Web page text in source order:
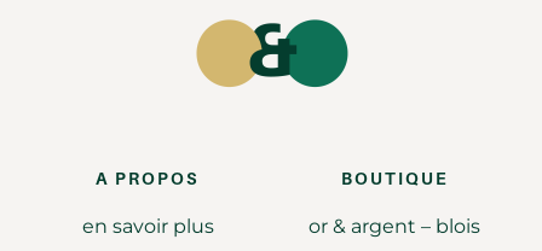
A PROPOS
en savoir plus
BOUTIQUE
or & argent – blois